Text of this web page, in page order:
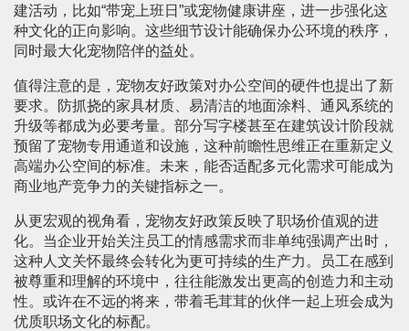
建活动，比如“带宠上班日”或宠物健康讲座，进一步强化这
种文化的正向影响。这些细节设计能确保办公环境的秩序，
同时最大化宠物陪伴的益处。
值得注意的是，宠物友好政策对办公空间的硬件也提出了新
要求。防抓挠的家具材质、易清洁的地面涂料、通风系统的
升级等都成为必要考量。部分写字楼甚至在建筑设计阶段就
预留了宠物专用通道和设施，这种前瞻性思维正在重新定义
高端办公空间的标准。未来，能否适配多元化需求可能成为
商业地产竞争力的关键指标之一。
从更宏观的视角看，宠物友好政策反映了职场价值观的进
化。当企业开始关注员工的情感需求而非单纯强调产出时，
这种人文关怀最终会转化为更可持续的生产力。员工在感到
被尊重和理解的环境中，往往能激发出更高的创造力和主动
性。或许在不远的将来，带着毛茸茸的伙伴一起上班会成为
优质职场文化的标配。